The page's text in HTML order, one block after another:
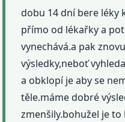
dobu 14 dní bere léky
přímo od lékařky a
vynechává.a pak
výsledky,neboť
a obklopí je aby se
těle.máme dobré
zmenšily.bohužel je to